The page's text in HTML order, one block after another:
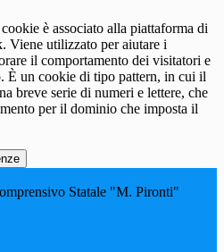
è associato alla piattaforma di
Viene utilizzato per aiutare i
il comportamento dei visitatori e
È un cookie di tipo pattern, in cui il
breve serie di numeri e lettere, che
per il dominio che imposta il
Statale "M. Pironti"